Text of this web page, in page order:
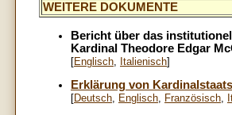
WEITERE DOKUMENTE
Bericht über das
Kardinal Theodore Edgar
[Englisch Italienisch]
Erklärung von
[Deutsch, Englisch, Französisch,